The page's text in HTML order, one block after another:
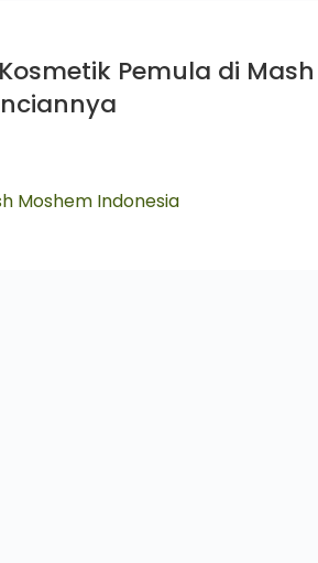
Pemula di Mash
Moshem Indonesia